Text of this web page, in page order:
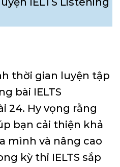
thời gian luyện tập
bài IELTS
24. Hy vọng rằng
bạn cải thiện khả
mình và nâng cao
kỳ thi IELTS sắp